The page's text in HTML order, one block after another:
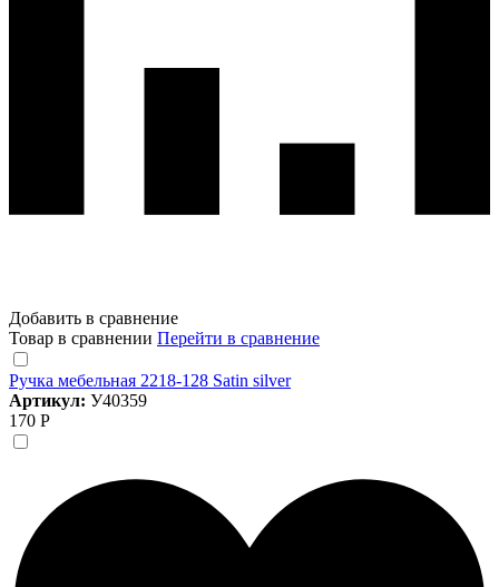
Добавить в сравнение
Товар в сравнении Перейти в сравнение
Ручка мебельная 2218-128 Satin silver
Артикул: У40359
170 Р